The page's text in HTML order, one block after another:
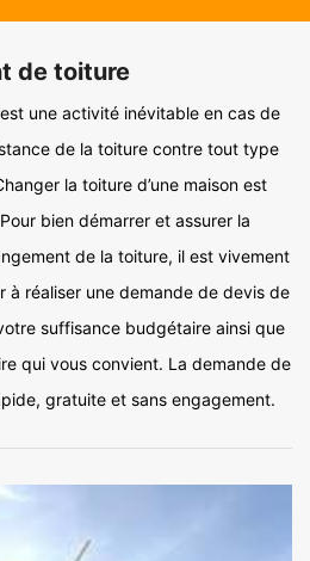
de toiture
une activité inévitable en cas de
de la toiture contre tout type
la toiture d’une maison est
bien démarrer et assurer la
de la toiture, il est vivement
à réaliser une demande de devis de
suffisance budgétaire ainsi que
qui vous convient. La demande de
gratuite et sans engagement.